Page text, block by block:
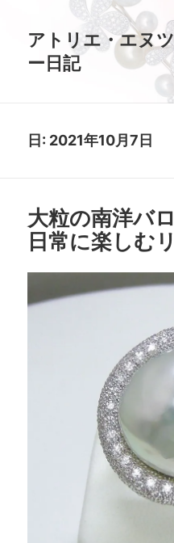
アトリエ・エヌ
ー日記
日: 2021年10月7日
大粒の南洋バ
日常に楽しむ